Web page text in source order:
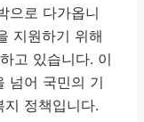
으로 다가옵니
지원하기 위해
고 있습니다. 이
넘어 국민의 기
정책입니다.